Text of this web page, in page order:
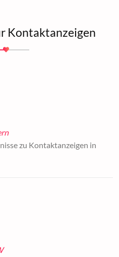
Kontaktanzeigen
zu Kontaktanzeigen in